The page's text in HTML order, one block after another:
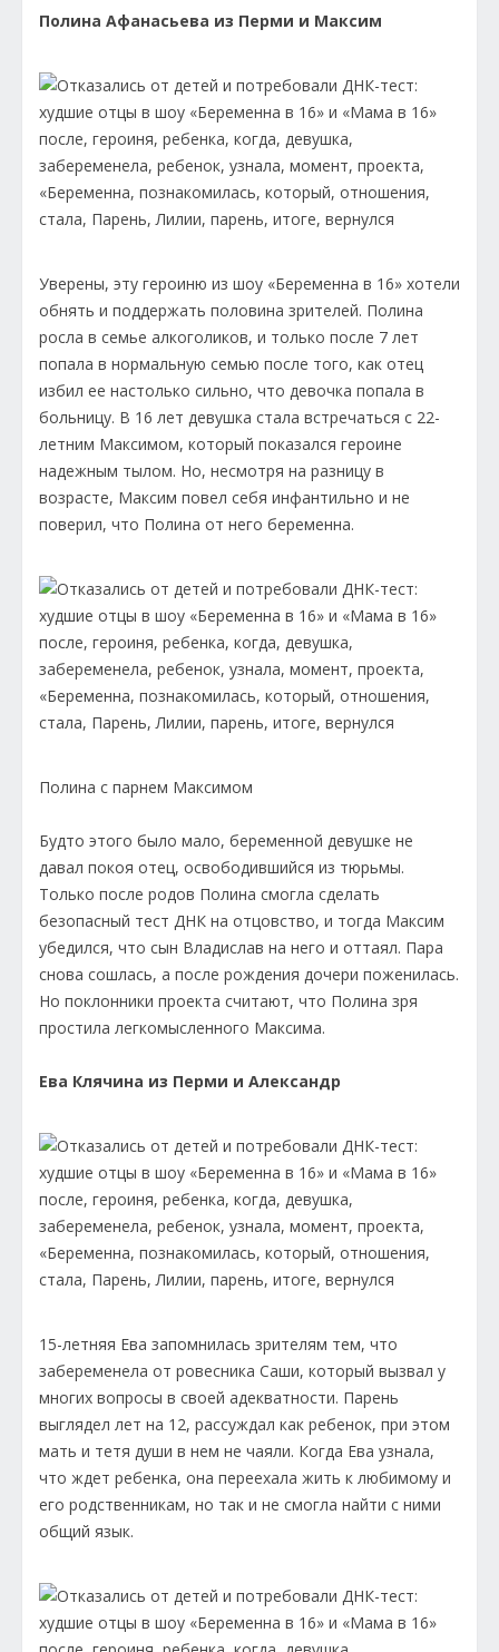
Полина Афанасьева из Перми и Максим
Уверены, эту героиню из шоу «Беременна в 16» хотели
обнять и поддержать половина зрителей. Полина
росла в семье алкоголиков, и только после 7 лет
попала в нормальную семью после того, как отец
избил ее настолько сильно, что девочка попала в
больницу. В 16 лет девушка стала встречаться с 22-
летним Максимом, который показался героине
надежным тылом. Но, несмотря на разницу в
возрасте, Максим повел себя инфантильно и не
поверил, что Полина от него беременна.
Полина с парнем Максимом
Будто этого было мало, беременной девушке не
давал покоя отец, освободившийся из тюрьмы.
Только после родов Полина смогла сделать
безопасный тест ДНК на отцовство, и тогда Максим
убедился, что сын Владислав на него и оттаял. Пара
снова сошлась, а после рождения дочери поженилась.
Но поклонники проекта считают, что Полина зря
простила легкомысленного Максима.
Ева Клячина из Перми и Александр
15-летняя Ева запомнилась зрителям тем, что
забеременела от ровесника Саши, который вызвал у
многих вопросы в своей адекватности. Парень
выглядел лет на 12, рассуждал как ребенок, при этом
мать и тетя души в нем не чаяли. Когда Ева узнала,
что ждет ребенка, она переехала жить к любимому и
его родственникам, но так и не смогла найти с ними
общий язык.